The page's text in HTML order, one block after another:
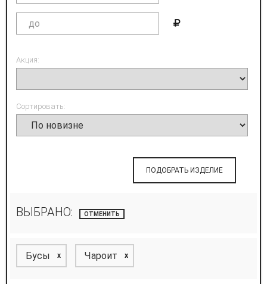
Акция:
Сортировать:
ПОДОБРАТЬ ИЗДЕЛИЕ
ВЫБРАНО: ОТМЕНИТЬ
Бусы x Чароит x